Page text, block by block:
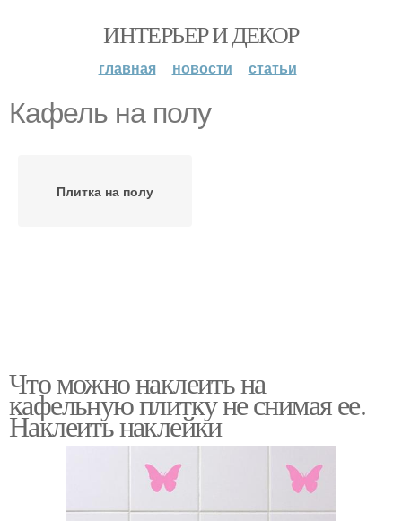
ИНТЕРЬЕР И ДЕКОР
главная новости статьи
Кафель на полу
Плитка на полу
Что можно наклеить на
кафельную плитку не снимая ее.
Наклеить наклейки